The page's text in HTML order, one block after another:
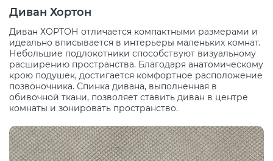
Диван Хортон
Диван ХОРТОН отличается компактными размерами и
идеально вписывается в интерьеры маленьких комнат.
Небольшие подлокотники способствуют визуальному
расширению пространства. Благодаря анатомическому
крою подушек, достигается комфортное расположение
позвоночника. Спинка дивана, выполненная в
обивочной ткани, позволяет ставить диван в центре
комнаты и зонировать пространство.